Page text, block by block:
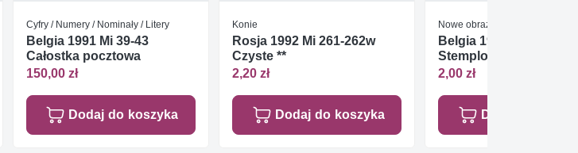
Cyfry / Numery / Nominały / Litery
Belgia 1991 Mi 39-43
Całostka pocztowa
150,00 zł
Dodaj do koszyka
Konie
Rosja 1992 Mi 261-262w
Czyste **
2,20 zł
Dodaj do koszyka
Nowe obrazy (po 1850 r)
Belgia 1992 Mi 2540
Stemplowane
2,00 zł
Dodaj do